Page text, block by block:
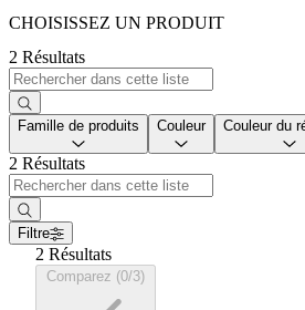
CHOISISSEZ UN PRODUIT
2 Résultats
Famille de produits Couleur Couleur du
2 Résultats
Filtre
2 Résultats